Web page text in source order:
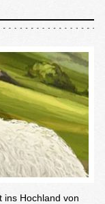
ins Hochland von